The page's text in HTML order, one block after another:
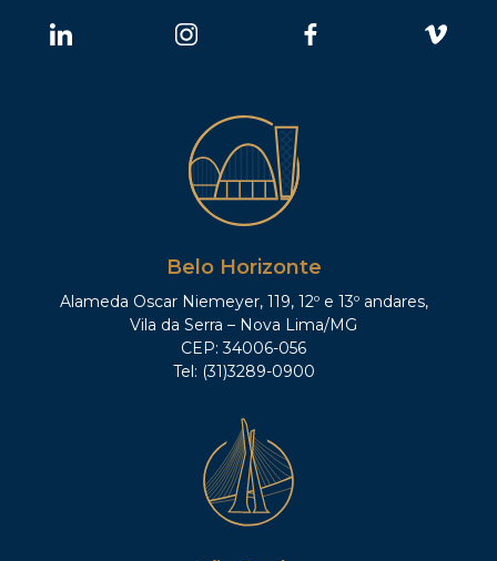
Belo Horizonte
Alameda Oscar Niemeyer, 119, 12º e 13º andares,
Vila da Serra – Nova Lima/MG
CEP: 34006-056
Tel: (31)3289-0900